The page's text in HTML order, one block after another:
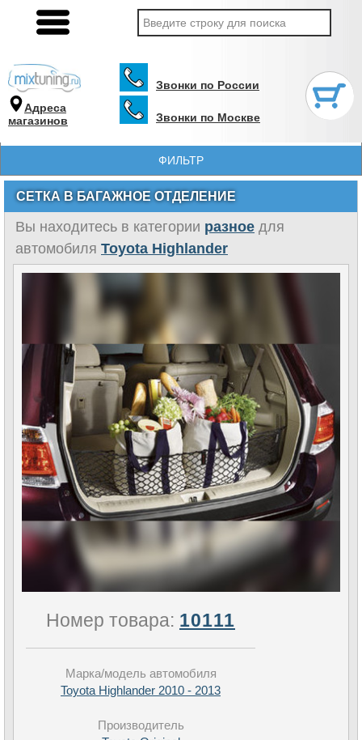
Адреса
магазинов
Звонки по России
Звонки по Москве
ФИЛЬТР
СЕТКА В БАГАЖНОЕ ОТДЕЛЕНИЕ
Вы находитесь в категории разное для
автомобиля Toyota Highlander
Номер товара: 10111
Марка/модель автомобиля
Toyota Highlander 2010 - 2013
Производитель